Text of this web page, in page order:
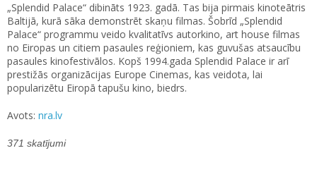
„Splendid Palace“ dibināts 1923. gadā. Tas bija pirmais kinoteātris
Baltijā, kurā sāka demonstrēt skaņu filmas. Šobrīd „Splendid
Palace“ programmu veido kvalitatīvs autorkino, art house filmas
no Eiropas un citiem pasaules reģioniem, kas guvušas atsaucību
pasaules kinofestivālos. Kopš 1994.gada Splendid Palace ir arī
prestižās organizācijas Europe Cinemas, kas veidota, lai
popularizētu Eiropā tapušu kino, biedrs.
Avots: nra.lv
371 skatījumi